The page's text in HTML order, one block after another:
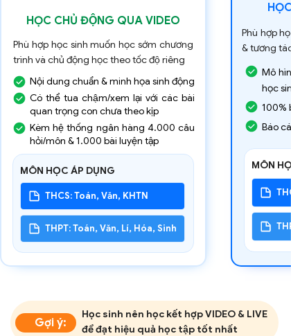
HỌC CHỦ ĐỘNG QUA VIDEO
Phù hợp học sinh muốn học sớm chương
trình và chủ động học theo tốc độ riêng
Nội dung chuẩn & minh họa sinh động
Có thể tua chậm/xem lại với các bài
quan trọng con chưa theo kịp
Kèm hệ thống ngân hàng 4.000 câu
hỏi/môn & 1.000 bài luyện tập
MÔN HỌC ÁP DỤNG
THCS: Toán, Văn, KHTN
THPT: Toán, Văn, Lí, Hóa, Sinh
Phù hợp
& tương
Mô
học
100%
Báo
MÔN
Gợi ý:
Học sinh nên học kết hợp VIDEO & LIVE
để đạt hiệu quả học tập tốt nhất